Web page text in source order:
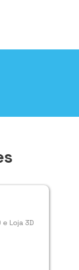
e Loja 3D